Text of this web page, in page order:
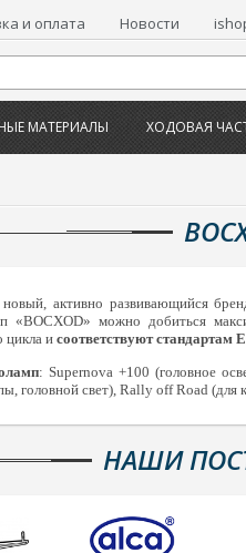
и оплата Новости
МАТЕРИАЛЫ ХОДОВАЯ
активно развивающийся
«BOCXOD» можно добиться
цикла исоответствуют стандартам
: Supernova +100 (головное
головной свет), Rally off Road (для
НАШИ